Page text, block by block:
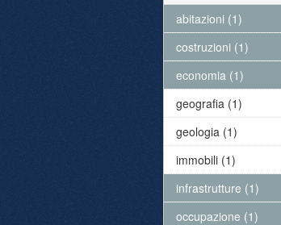
abitazioni (1)
costruzioni (1)
economia (1)
geografia (1)
geologia (1)
immobili (1)
infrastrutture (1)
occupazione (1)